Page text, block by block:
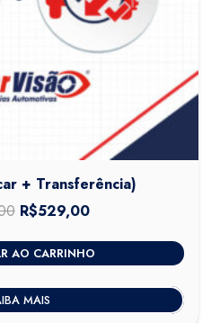
+ Transferência)
O
original
era:
R$600,00.
R$529,00O
atual
é:
R$529,00.
AO CARRINHO
MAIS